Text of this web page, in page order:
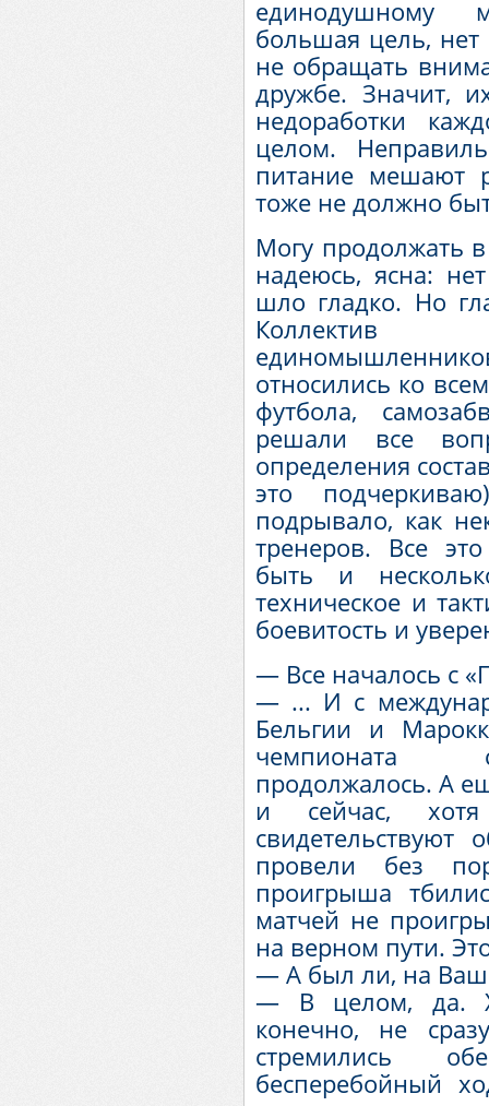
единодушному
большая цель,
не обращать
дружбе. Значит,
недоработки
целом.
питание мешают
тоже не должно
Могу продолжать
надеюсь, ясна:
шло гладко. Но
Коллектив
относились ко
футбола,
решали все
определения
это
подрывало, как
тренеров. Все
быть и
техническое и
боевитость и
— Все началось с
— ... И с
Бельгии и
чемпионата
продолжалось. А
и сейчас,
провели без
проигрыша
матчей не
на верном пути.
— А был ли, на Ваш
— В целом, да.
конечно, не
стремились
бесперебойный